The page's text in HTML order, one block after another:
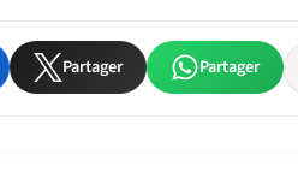
Partager Partager